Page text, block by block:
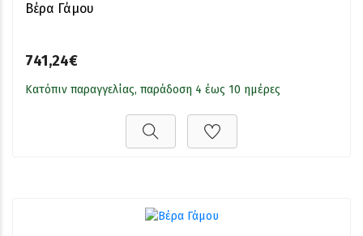
Βέρα Γάμου
741,24€
Κατόπιν παραγγελίας, παράδοση 4 έως 10 ημέρες